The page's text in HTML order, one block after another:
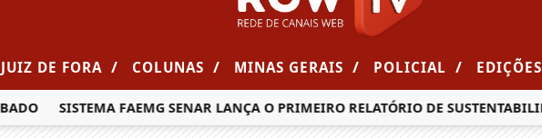
JUIZ DE FORA / COLUNAS / MINAS GERAIS / POLICIAL / EDIÇÕES
SISTEMA FAEMG SENAR LANÇA O PRIMEIRO RELATÓRIO DE SUSTENTABILIDADE